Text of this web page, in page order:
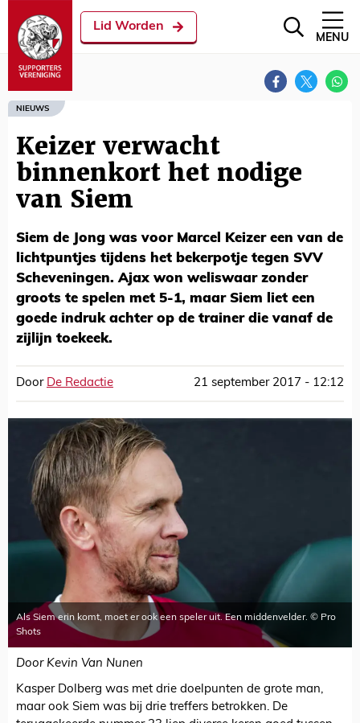
Lid Worden
MENU
NIEUWS
Keizer verwacht
binnenkort het nodige
van Siem
Siem de Jong was voor Marcel Keizer een van de
lichtpuntjes tijdens het bekerpotje tegen SVV
Scheveningen. Ajax won weliswaar zonder
groots te spelen met 5-1, maar Siem liet een
goede indruk achter op de trainer die vanaf de
zijlijn toekeek.
Door De Redactie 21 september 2017 - 12:12
Als Siem erin komt, moet er ook een speler uit. Een middenvelder. © Pro
Shots
Door Kevin Van Nunen
Kasper Dolberg was met drie doelpunten de grote man,
maar ook Siem was bij drie treffers betrokken. De